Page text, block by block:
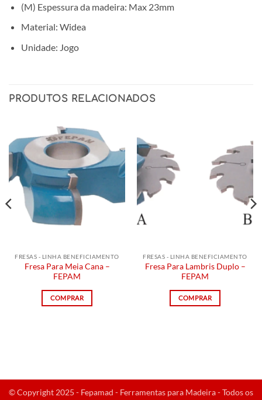
(M) Espessura da madeira: Max 23mm
Material: Widea
Unidade: Jogo
PRODUTOS RELACIONADOS
FRESAS - LINHA BENEFICIAMENTO
Fresa Para Meia Cana –
FEPAM
COMPRAR
FRESAS - LINHA BENEFICIAMENTO
Fresa Para Lambris Duplo –
FEPAM
COMPRAR
© Copyright 2025 - Fepamad - Ferramentas para Madeira - Todos os